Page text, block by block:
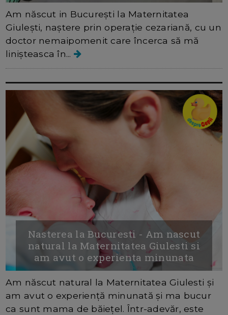
Am născut in București la Maternitatea
Giulești, naștere prin operație cezariană, cu un
doctor nemaipomenit care încerca să mă
linișteasca în...
Nasterea la Bucuresti - Am nascut
natural la Maternitatea Giulesti si
am avut o experienta minunata
Am născut natural la Maternitatea Giulesti și
am avut o experiență minunată și ma bucur
ca sunt mama de băiețel. Într-adevăr, este